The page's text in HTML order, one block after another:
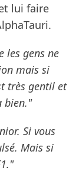
lui faire
les gens ne
mais si
très gentil et
bien."
Si vous
Mais si